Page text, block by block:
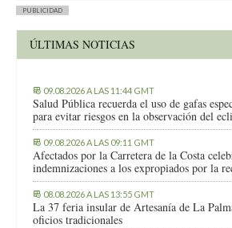
PUBLICIDAD
ÚLTIMAS NOTICIAS
09.08.2026 A LAS 11:44 GMT
Salud Pública recuerda el uso de gafas
para evitar riesgos en la observación del
09.08.2026 A LAS 09:11 GMT
Afectados por la Carretera de la Costa
indemnizaciones a los expropiados por la
08.08.2026 A LAS 13:55 GMT
La 37 feria insular de Artesanía de La
oficios tradicionales